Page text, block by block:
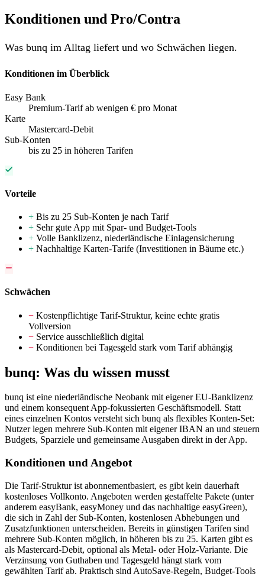
Konditionen und Pro/Contra
Was bunq im Alltag liefert und wo Schwächen liegen.
Konditionen im Überblick
Easy Bank
Premium-Tarif ab wenigen € pro Monat
Karte
Mastercard-Debit
Sub-Konten
bis zu 25 in höheren Tarifen
Vorteile
+ Bis zu 25 Sub-Konten je nach Tarif
+ Sehr gute App mit Spar- und Budget-Tools
+ Volle Banklizenz, niederländische Einlagensicherung
+ Nachhaltige Karten-Tarife (Investitionen in Bäume etc.)
Schwächen
− Kostenpflichtige Tarif-Struktur, keine echte gratis
Vollversion
− Service ausschließlich digital
− Konditionen bei Tagesgeld stark vom Tarif abhängig
bunq: Was du wissen musst
bunq ist eine niederländische Neobank mit eigener EU-Banklizenz
und einem konsequent App-fokussierten Geschäftsmodell. Statt
eines einzelnen Kontos versteht sich bunq als flexibles Konten-Set:
Nutzer legen mehrere Sub-Konten mit eigener IBAN an und steuern
Budgets, Sparziele und gemeinsame Ausgaben direkt in der App.
Konditionen und Angebot
Die Tarif-Struktur ist abonnementbasiert, es gibt kein dauerhaft
kostenloses Vollkonto. Angeboten werden gestaffelte Pakete (unter
anderem easyBank, easyMoney und das nachhaltige easyGreen),
die sich in Zahl der Sub-Konten, kostenlosen Abhebungen und
Zusatzfunktionen unterscheiden. Bereits in günstigen Tarifen sind
mehrere Sub-Konten möglich, in höheren bis zu 25. Karten gibt es
als Mastercard-Debit, optional als Metal- oder Holz-Variante. Die
Verzinsung von Guthaben und Tagesgeld hängt stark vom
gewählten Tarif ab. Praktisch sind AutoSave-Regeln, Budget-Tools